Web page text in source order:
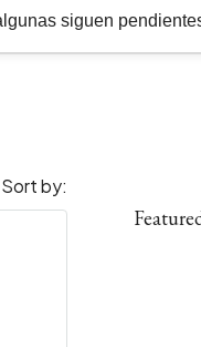
siguen
Sort by: